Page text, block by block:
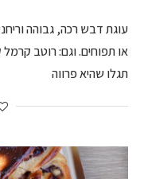
עוגת דבש רכה, גבוהה
או תפוחים. וגם: רוטב
תגלו שהיא פרווה